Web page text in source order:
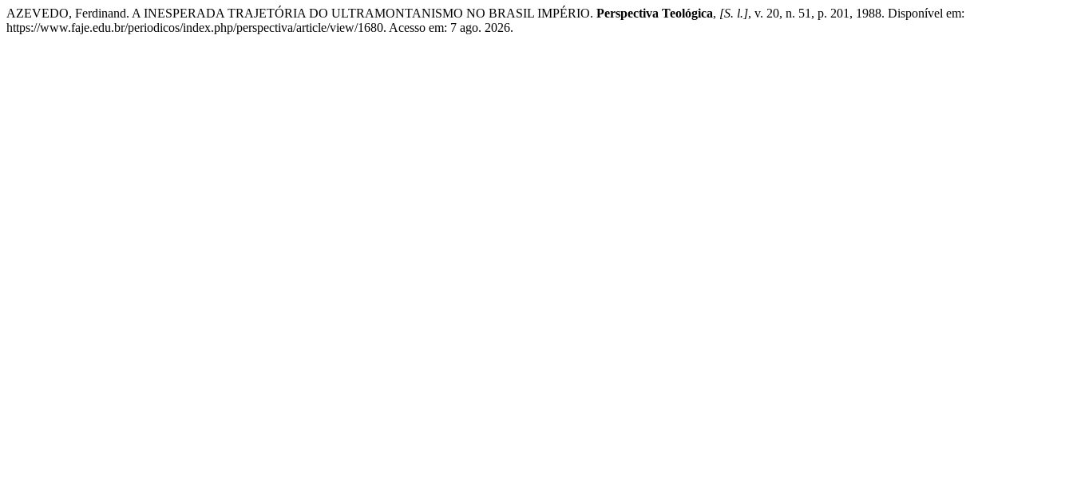
AZEVEDO, Ferdinand. A INESPERADA TRAJETÓRIA DO ULTRAMONTANISMO NO BRASIL IMPÉRIO. Perspectiva Teológica, [S. l.], v. 20, n. 51, p. 201, 1988. Disponível em:
https://www.faje.edu.br/periodicos/index.php/perspectiva/article/view/1680. Acesso em: 7 ago. 2026.